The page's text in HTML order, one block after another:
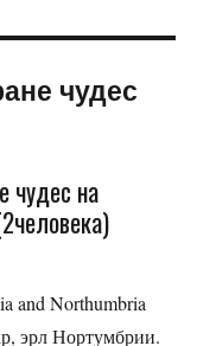
чудес
чудес на
and Northumbria
эрл Нортумбрии.